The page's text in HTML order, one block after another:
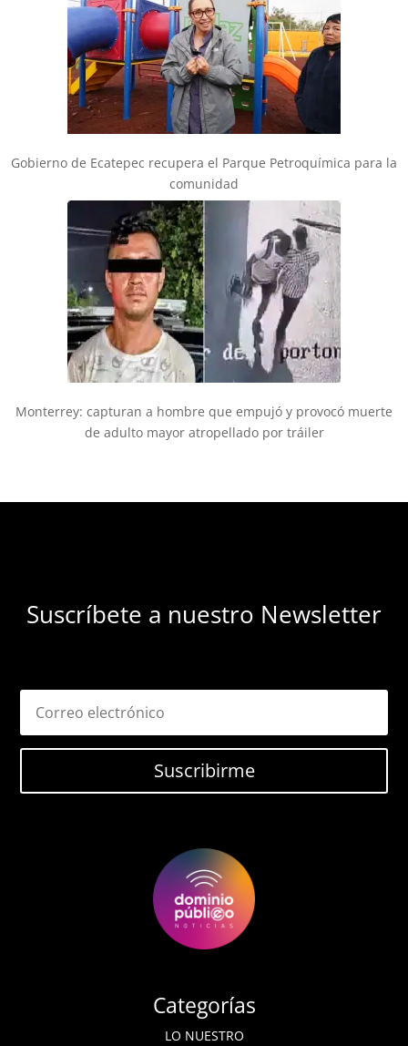
Gobierno de Ecatepec recupera el Parque Petroquímica para la
comunidad
Monterrey: capturan a hombre que empujó y provocó muerte
de adulto mayor atropellado por tráiler
Suscríbete a nuestro Newsletter
Suscribirme
Categorías
LO NUESTRO